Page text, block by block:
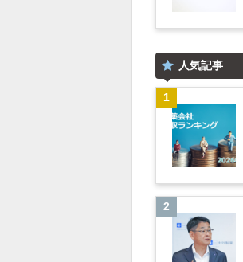
人気記事